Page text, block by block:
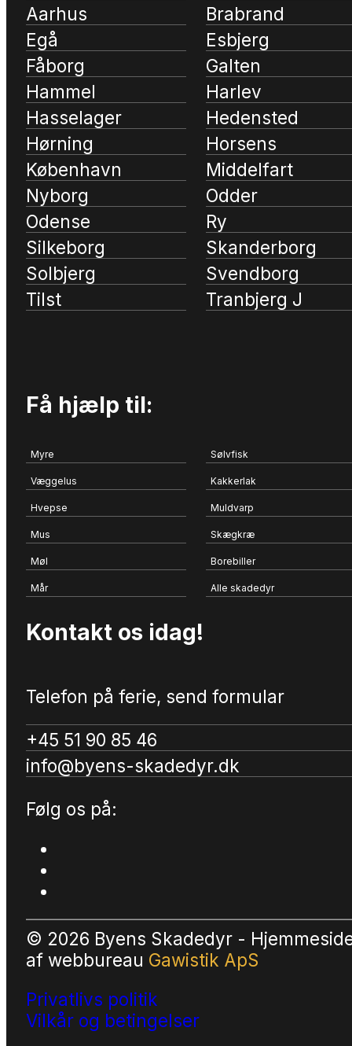
Aarhus
Brabrand
Egå
Esbjerg
Fåborg
Galten
Hammel
Harlev
Hasselager
Hedensted
Hørning
Horsens
København
Middelfart
Nyborg
Odder
Odense
Ry
Silkeborg
Skanderborg
Solbjerg
Svendborg
Tilst
Tranbjerg J
Få hjælp til:
Myre Sølvfisk
Væggelus Kakkerlak
Hvepse Muldvarp
Mus Skægkræ
Møl Borebiller
Mår Alle skadedyr
Kontakt os idag!
Telefon på ferie, send formular
+45 51 90 85 46
info@byens-skadedyr.dk
Følg os på:
© 2026 Byens Skadedyr -
af webbureau Gawistik ApS
Privatlivs politik
Vilkår og betingelser